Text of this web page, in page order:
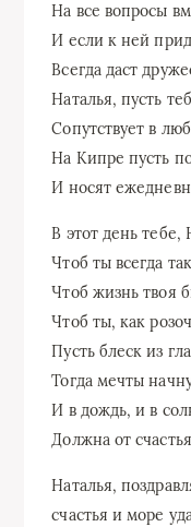
На все вопросы
И если к ней
Всегда даст
Наталья, пусть
Сопутствует в
На Кипре пусть
И носят
В этот день
Чтоб ты всегда
Чтоб жизнь твоя
Чтоб ты, как
Пусть блеск из
Тогда мечты
И в дождь, и в
Должна от
Наталья,
счастья и море